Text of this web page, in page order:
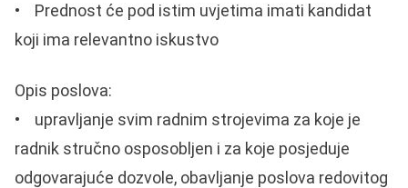
• Prednost će pod istim uvjetima imati kandidat
koji ima relevantno iskustvo
Opis poslova:
• upravljanje svim radnim strojevima za koje je
radnik stručno osposobljen i za koje posjeduje
odgovarajuće dozvole, obavljanje poslova redovitog